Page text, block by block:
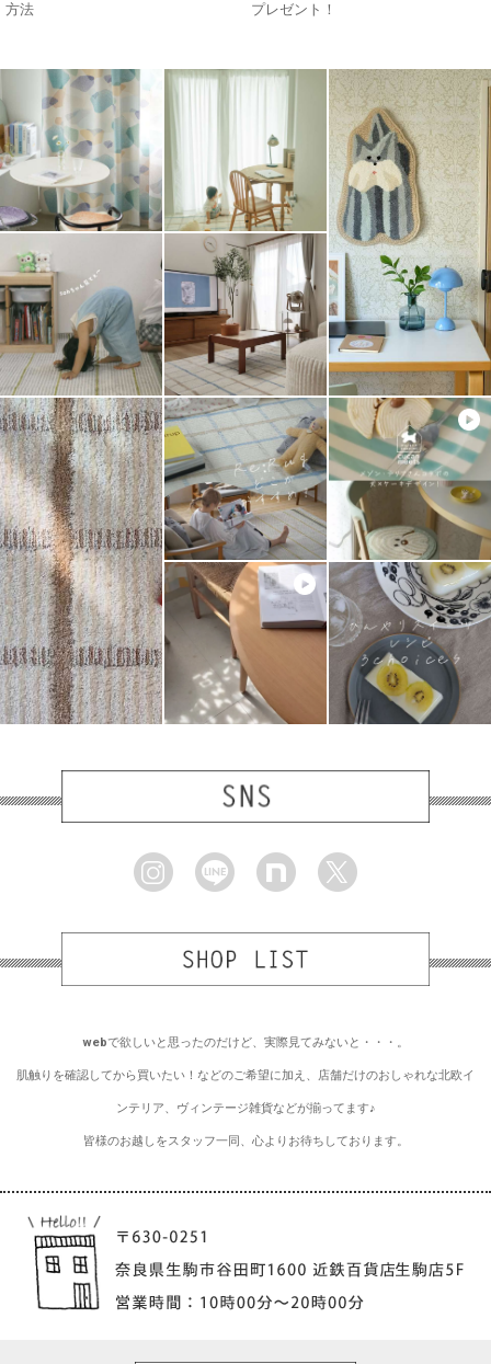
方法
プレゼント！
webで欲しいと思ったのだけど、実際見てみないと・・・。
肌触りを確認してから買いたい！などのご希望に加え、店舗だけのおしゃれな北欧イ
ンテリア、ヴィンテージ雑貨などが揃ってます♪
皆様のお越しをスタッフ一同、心よりお待ちしております。